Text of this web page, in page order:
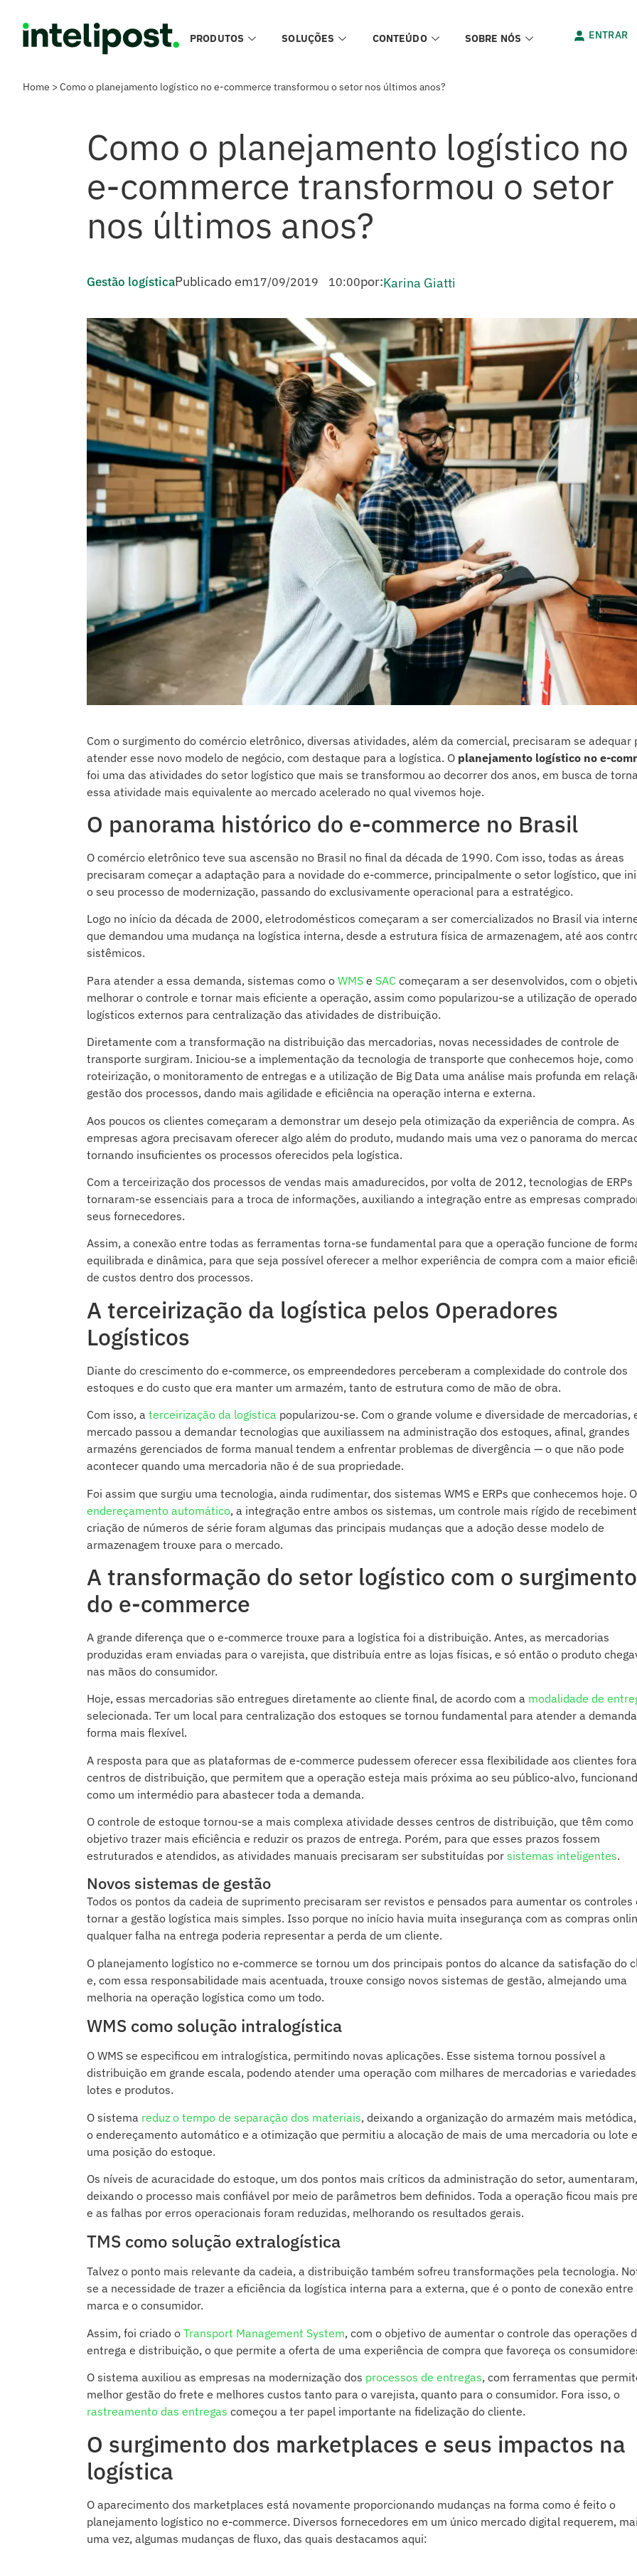
PRODUTOS SOLUÇÕES CONTEÚDO SOBRE NÓS ENTRAR
Home > Como o planejamento logístico no e-commerce transformou o setor nos últimos anos?
Como o planejamento logístico no
e-commerce transformou o setor
nos últimos anos?
Gestão logísticaPublicado em17/09/2019 10:00por:Karina Giatti
Com o surgimento do comércio eletrônico, diversas atividades, além da comercial, precisaram se adequar
atender esse novo modelo de negócio, com destaque para a logística. O planejamento logístico no e-
foi uma das atividades do setor logístico que mais se transformou ao decorrer dos anos, em busca de
essa atividade mais equivalente ao mercado acelerado no qual vivemos hoje.
O panorama histórico do e-commerce no Brasil
O comércio eletrônico teve sua ascensão no Brasil no final da década de 1990. Com isso, todas as áreas
precisaram começar a adaptação para a novidade do e-commerce, principalmente o setor logístico, que
o seu processo de modernização, passando do exclusivamente operacional para a estratégico.
Logo no início da década de 2000, eletrodomésticos começaram a ser comercializados no Brasil via
que demandou uma mudança na logística interna, desde a estrutura física de armazenagem, até aos
sistêmicos.
Para atender a essa demanda, sistemas como o WMS e SAC começaram a ser desenvolvidos, com o
melhorar o controle e tornar mais eficiente a operação, assim como popularizou-se a utilização de
logísticos externos para centralização das atividades de distribuição.
Diretamente com a transformação na distribuição das mercadorias, novas necessidades de controle de
transporte surgiram. Iniciou-se a implementação da tecnologia de transporte que conhecemos hoje, como
roteirização, o monitoramento de entregas e a utilização de Big Data uma análise mais profunda em
gestão dos processos, dando mais agilidade e eficiência na operação interna e externa.
Aos poucos os clientes começaram a demonstrar um desejo pela otimização da experiência de compra. As
empresas agora precisavam oferecer algo além do produto, mudando mais uma vez o panorama do
tornando insuficientes os processos oferecidos pela logística.
Com a terceirização dos processos de vendas mais amadurecidos, por volta de 2012, tecnologias de ERPs
tornaram-se essenciais para a troca de informações, auxiliando a integração entre as empresas
seus fornecedores.
Assim, a conexão entre todas as ferramentas torna-se fundamental para que a operação funcione de
equilibrada e dinâmica, para que seja possível oferecer a melhor experiência de compra com a maior
de custos dentro dos processos.
A terceirização da logística pelos Operadores
Logísticos
Diante do crescimento do e-commerce, os empreendedores perceberam a complexidade do controle dos
estoques e do custo que era manter um armazém, tanto de estrutura como de mão de obra.
Com isso, a terceirização da logística popularizou-se. Com o grande volume e diversidade de mercadorias,
mercado passou a demandar tecnologias que auxiliassem na administração dos estoques, afinal, grandes
armazéns gerenciados de forma manual tendem a enfrentar problemas de divergência — o que não pode
acontecer quando uma mercadoria não é de sua propriedade.
Foi assim que surgiu uma tecnologia, ainda rudimentar, dos sistemas WMS e ERPs que conhecemos hoje. O
endereçamento automático, a integração entre ambos os sistemas, um controle mais rígido de
criação de números de série foram algumas das principais mudanças que a adoção desse modelo de
armazenagem trouxe para o mercado.
A transformação do setor logístico com o surgimento
do e-commerce
A grande diferença que o e-commerce trouxe para a logística foi a distribuição. Antes, as mercadorias
produzidas eram enviadas para o varejista, que distribuía entre as lojas físicas, e só então o produto
nas mãos do consumidor.
Hoje, essas mercadorias são entregues diretamente ao cliente final, de acordo com a modalidade de
selecionada. Ter um local para centralização dos estoques se tornou fundamental para atender a
forma mais flexível.
A resposta para que as plataformas de e-commerce pudessem oferecer essa flexibilidade aos clientes
centros de distribuição, que permitem que a operação esteja mais próxima ao seu público-alvo,
como um intermédio para abastecer toda a demanda.
O controle de estoque tornou-se a mais complexa atividade desses centros de distribuição, que têm como
objetivo trazer mais eficiência e reduzir os prazos de entrega. Porém, para que esses prazos fossem
estruturados e atendidos, as atividades manuais precisaram ser substituídas por sistemas inteligentes.
Novos sistemas de gestão
Todos os pontos da cadeia de suprimento precisaram ser revistos e pensados para aumentar os controles
tornar a gestão logística mais simples. Isso porque no início havia muita insegurança com as compras
qualquer falha na entrega poderia representar a perda de um cliente.
O planejamento logístico no e-commerce se tornou um dos principais pontos do alcance da satisfação do
e, com essa responsabilidade mais acentuada, trouxe consigo novos sistemas de gestão, almejando uma
melhoria na operação logística como um todo.
WMS como solução intralogística
O WMS se especificou em intralogística, permitindo novas aplicações. Esse sistema tornou possível a
distribuição em grande escala, podendo atender uma operação com milhares de mercadorias e
lotes e produtos.
O sistema reduz o tempo de separação dos materiais, deixando a organização do armazém mais
o endereçamento automático e a otimização que permitiu a alocação de mais de uma mercadoria ou lote
uma posição do estoque.
Os níveis de acuracidade do estoque, um dos pontos mais críticos da administração do setor, aumentaram,
deixando o processo mais confiável por meio de parâmetros bem definidos. Toda a operação ficou mais
e as falhas por erros operacionais foram reduzidas, melhorando os resultados gerais.
TMS como solução extralogística
Talvez o ponto mais relevante da cadeia, a distribuição também sofreu transformações pela tecnologia.
se a necessidade de trazer a eficiência da logística interna para a externa, que é o ponto de conexão entre
marca e o consumidor.
Assim, foi criado o Transport Management System, com o objetivo de aumentar o controle das operações
entrega e distribuição, o que permite a oferta de uma experiência de compra que favoreça os
O sistema auxiliou as empresas na modernização dos processos de entregas, com ferramentas que
melhor gestão do frete e melhores custos tanto para o varejista, quanto para o consumidor. Fora isso, o
rastreamento das entregas começou a ter papel importante na fidelização do cliente.
O surgimento dos marketplaces e seus impactos na
logística
O aparecimento dos marketplaces está novamente proporcionando mudanças na forma como é feito o
planejamento logístico no e-commerce. Diversos fornecedores em um único mercado digital requerem,
uma vez, algumas mudanças de fluxo, das quais destacamos aqui: